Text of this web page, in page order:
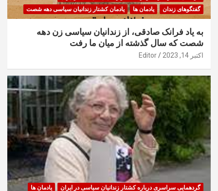
گفتگوهای زندان
یادمان ها یادمان کشتار زندانیان سیاسی دهه شصت
به یاد فرانک صادقی، از زندانیان سیاسی زن دهه
شصت که سال گذشته از میان ما رفت
اکتبر 14, 2023 Editor
گردهمایی سراسری درباره کشتار زندانیان سیاسی در ایران یادمان ها